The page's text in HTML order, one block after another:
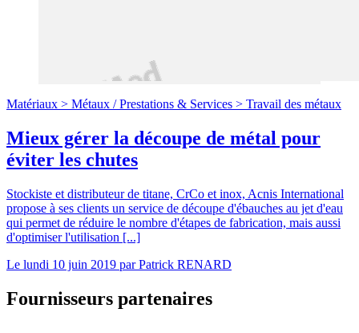
Matériaux > Métaux /Prestations & Services > Travail des métaux
Mieux gérer la découpe de métal pour
éviter les chutes
Stockiste et distributeur de titane, CrCo et inox, Acnis International
propose à ses clients un service de découpe d'ébauches au jet d'eau
qui permet de réduire le nombre d'étapes de fabrication, mais aussi
d'optimiser l'utilisation [...]
Le lundi 10 juin 2019 parPatrick RENARD
Fournisseurs partenaires